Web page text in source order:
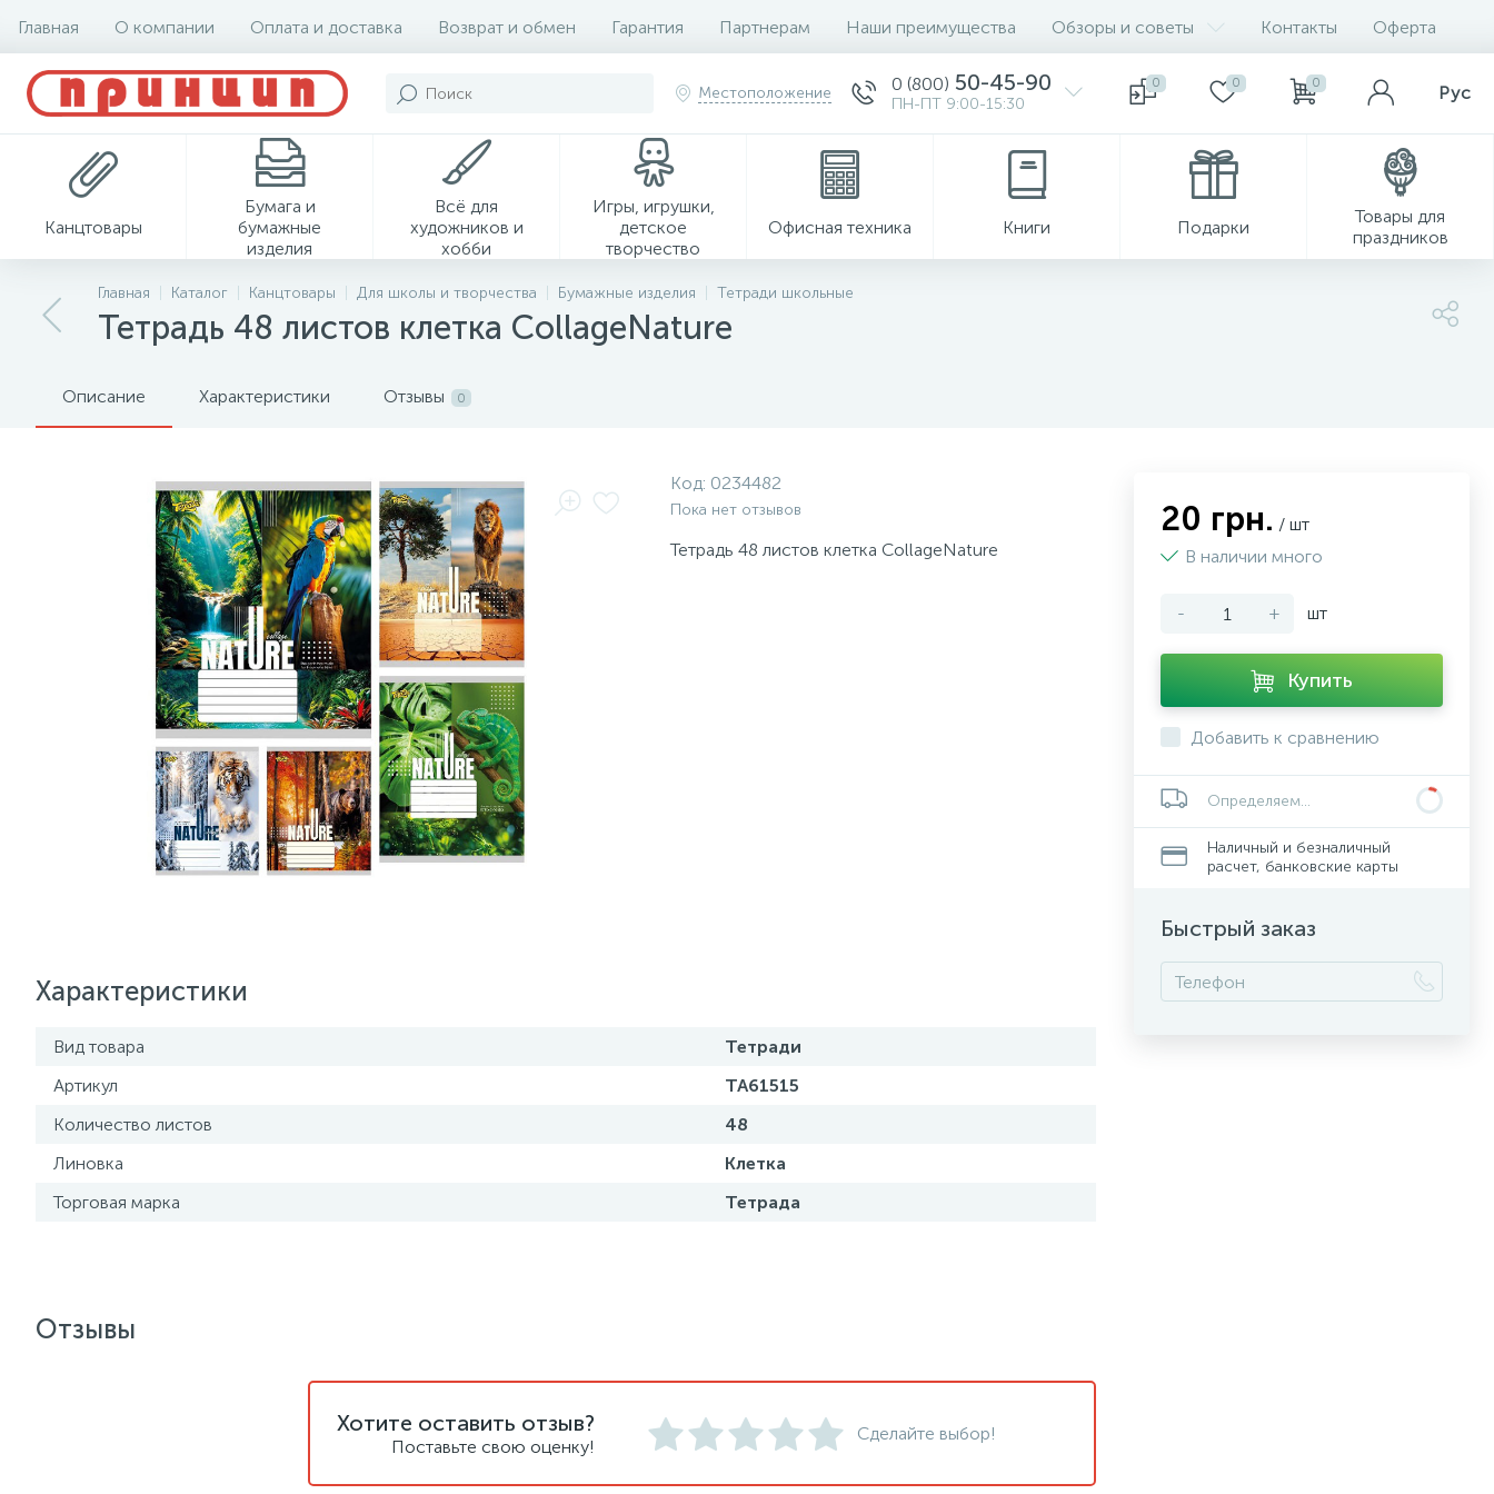
Главная О компании Оплата и доставка Возврат и обмен Гарантия Партнерам Наши преимущества Обзоры и советы Контакты Оферта
Местоположение 0 (800) 50-45-90
ПН-ПТ 9:00-15:30
0 0 0 Рус
Канцтовары
Бумага и
бумажные
изделия
Всё для
художников и
хобби
Игры, игрушки,
детское
творчество
Офисная техника Книги Подарки
Товары для
праздников
Главная Каталог Канцтовары Для школы и творчества Бумажные изделия Тетради школьные
Тетрадь 48 листов клетка CollageNature
Описание Характеристики Отзывы 0
Код: 0234482
Пока нет отзывов
Тетрадь 48 листов клетка CollageNature
Характеристики
Вид товара
Тетради
Артикул
ТА61515
Количество листов
48
Линовка
Клетка
Торговая марка
Тетрада
20 грн. / шт
В наличии много
- + шт
Купить
Добавить к сравнению
Определяем...
Наличный и безналичный
расчет, банковские карты
Быстрый заказ
Отзывы
Хотите оставить отзыв?
Поставьте свою оценку!
Сделайте выбор!